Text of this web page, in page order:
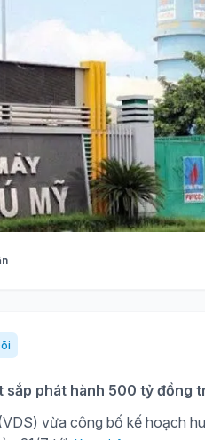
sắp phát hành 500 tỷ đồng
vừa công bố kế hoạch